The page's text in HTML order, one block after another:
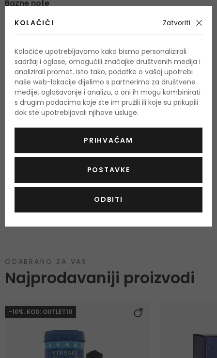
Bazne note
O proizvodu
OPIS
Ovaj originalni muški mirisAzzaro Pour Hommeosmišljen je
1978. godine. Pri kreiranju je korištena potpuno nova tehnika
kombinacije 320 različitih sastojaka od kojih je više od pola
prirodnog podrijetla. Miris Azzaro Pour Homme je moderan i
umirujući magični koktel svježeg anisa, aromatičnih i
drvenastih nota, savršena harmonija kultivirane muževnosti.
Azzaro Pour Homme je nevjerojatna sinteza bezvremenskog,
plemenitog i savršenog modernog mirisa, koji prkosi
prolaznim modnim trendovima.
OCJENA OSTALE INFORMACIJE
ODABRANO ZA VAS
Najprodavaniji proizvodi
-10%. KOD: OUTLET10
KOLAČIĆI Zatvoriti
Kolačiće upotrebljavamo kako bismo personalizirali
sadržaj i oglase, omogućili značajke društvenih medija i
analizirali promet. Isto tako, podatke o vašoj upotrebi
naše web-lokacije dijelimo s partnerima za društvene
medije, oglašavanje i analizu, a oni ih mogu kombinirati
s drugim podacima koje ste im pružili ili koje su prikupili
dok ste upotrebljavali njihove usluge.
PRIHVAĆAM
POSTAVKE
ODBITI